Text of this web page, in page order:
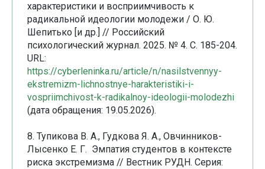
характеристики и восприимчивость к
радикальной идеологии молодежи / О. Ю.
Шепитько [и др.] // Российский
психологический журнал. 2025. № 4. С. 185-204.
URL:
https://cyberleninka.ru/article/n/nasilstvennyy-
ekstremizm-lichnostnye-harakteristiki-i-
vospriimchivost-k-radikalnoy-ideologii-molodezhi
(дата обращения: 19.05.2026).
8. Тупикова В. А., Гудкова Я. А., Овчинников-
Лысенко Е. Г. Эмпатия студентов в контексте
риска экстремизма // Вестник РУДН. Серия: